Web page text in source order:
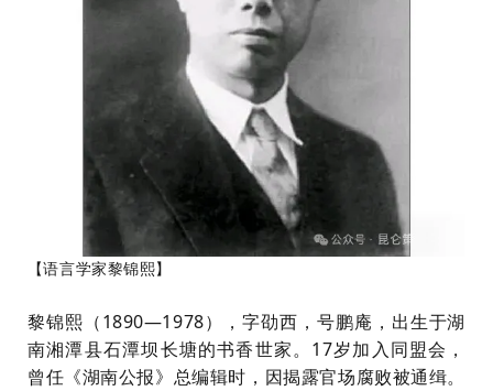
【语言学家黎锦熙】
黎锦熙（1890—1978），字劭西，号鹏庵，出生于湖
南湘潭县石潭坝长塘的书香世家。17岁加入同盟会，
曾任《湖南公报》总编辑时，因揭露官场腐败被通缉。